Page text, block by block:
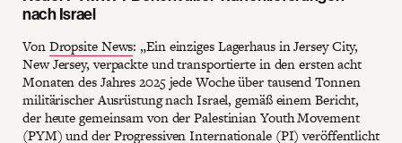
nach Israel
VonDropsite News: „Ein einziges Lagerhaus in Jersey City,
New Jersey, verpackte und transportierte in den ersten acht
Monaten des Jahres 2025 jede Woche über tausend Tonnen
militärischer Ausrüstung nach Israel, gemäß einem Bericht,
der heute gemeinsam von der Palestinian Youth Movement
(PYM) und der Progressiven Internationale (PI) veröffentlicht